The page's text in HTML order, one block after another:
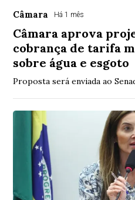
Câmara Há 1 mês
Câmara aprova
cobrança de tarifa
sobre água e esgoto
Proposta será enviada ao